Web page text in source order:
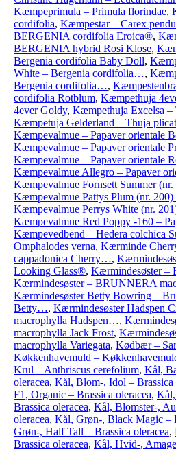
Kæmpeprimula – Primula florindae,
cordifolia, Kæmpestar – Carex
BERGENIA cordifolia Eroica®,
BERGENIA hybrid Rosi Klose,
Bergenia cordifolia Baby Doll,
White – Bergenia cordifolia…,
Bergenia cordifolia…,
cordifolia Rotblum, Kæmpethuja
4ever Goldy, Kæmpethuja Excelsa –
Kæmpetuja Gelderland – Thuja
Kæmpevalmue – Papaver orientale
Kæmpevalmue – Papaver orientale
Kæmpevalmue – Papaver orientale
Kæmpevalmue Allegro – Papaver
Kæmpevalmue Fornsett Summer
Kæmpevalmue Pattys Plum (nr. 200)
Kæmpevalmue Perrys White (nr.
Kæmpevalmue Red Poppy -160 –
Kæmpevedbend – Hedera colchica
Omphalodes verna, Kærminde
cappadonica Cherry…,
Looking Glass®, Kærmindesøster –
Kærmindesøster – BRUNNERA
Kærmindesøster Betty Bowring –
Betty…, Kærmindesøster Hadspen
macrophylla Hadspen…,
macrophylla Jack Frost,
macrophylla Variegata, Kødbær –
Køkkenhavemuld –
Krul – Anthriscus cerefolium, Kål,
oleracea, Kål, Blom-, Idol – Brassica
F1, Organic – Brassica oleracea,
Brassica oleracea, Kål, Blomster-,
oleracea, Kål, Grøn-, Black Magic –
Grøn-, Half Tall – Brassica oleracea,
Brassica oleracea, Kål, Hvid-,